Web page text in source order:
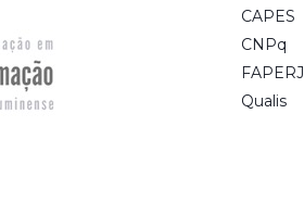
CAPES
CNPq
FAPERJ
Qualis